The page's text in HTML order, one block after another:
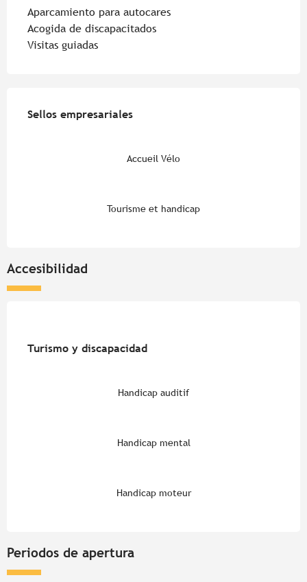
Aparcamiento para autocares
Acogida de discapacitados
Visitas guiadas
Sellos empresariales
Sellos empresariales
Accueil Vélo
Tourisme et handicap
Accesibilidad
Turismo y discapacidad
Turismo y discapacidad
Handicap auditif
Handicap mental
Handicap moteur
Periodos de apertura